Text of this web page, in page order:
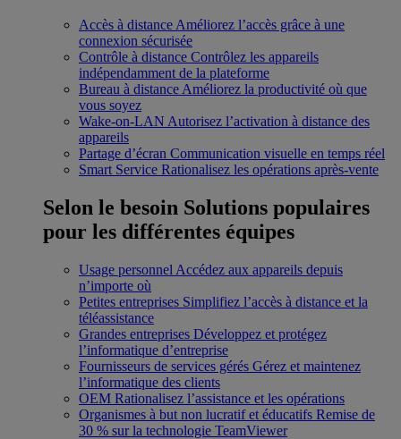
Accès à distance Améliorez l’accès grâce à une
connexion sécurisée
Contrôle à distance Contrôlez les appareils
indépendamment de la plateforme
Bureau à distance Améliorez la productivité où que
vous soyez
Wake-on-LAN Autorisez l’activation à distance des
appareils
Partage d’écran Communication visuelle en temps réel
Smart Service Rationalisez les opérations après-vente
Selon le besoin Solutions populaires
pour les différentes équipes
Usage personnel Accédez aux appareils depuis
n’importe où
Petites entreprises Simplifiez l’accès à distance et la
téléassistance
Grandes entreprises Développez et protégez
l’informatique d’entreprise
Fournisseurs de services gérés Gérez et maintenez
l’informatique des clients
OEM Rationalisez l’assistance et les opérations
Organismes à but non lucratif et éducatifs Remise de
30 % sur la technologie TeamViewer